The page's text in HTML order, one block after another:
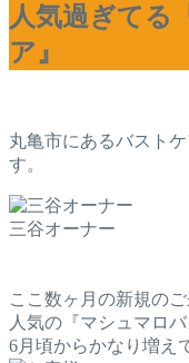
人気過ぎてる
ア』
丸亀市にあるバスト
す。
三谷オーナー
ここ数ヶ月の新規の
人気の『マシュマロバ
6月頃からかなり増え